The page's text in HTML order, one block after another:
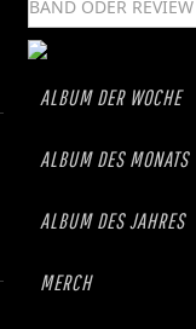
ALBUM DER WOCHE
ALBUM DES MONATS
ALBUM DES JAHRES
MERCH